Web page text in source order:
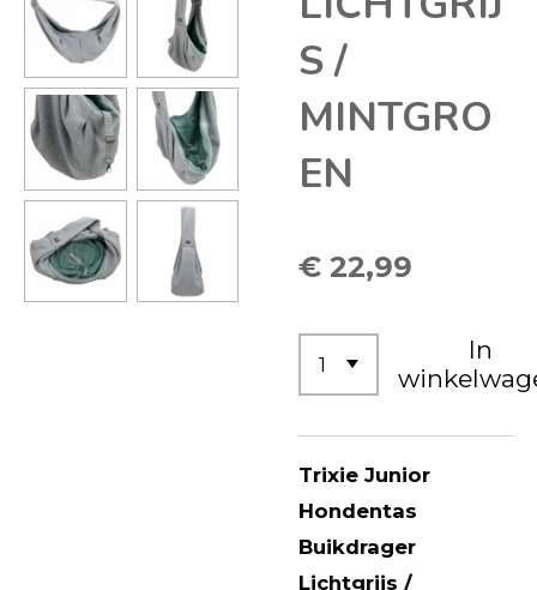
S /
MINTGRO
EN
€ 22,99
In
Trixie Junior
Hondentas
Buikdrager
Lichtgrijs /